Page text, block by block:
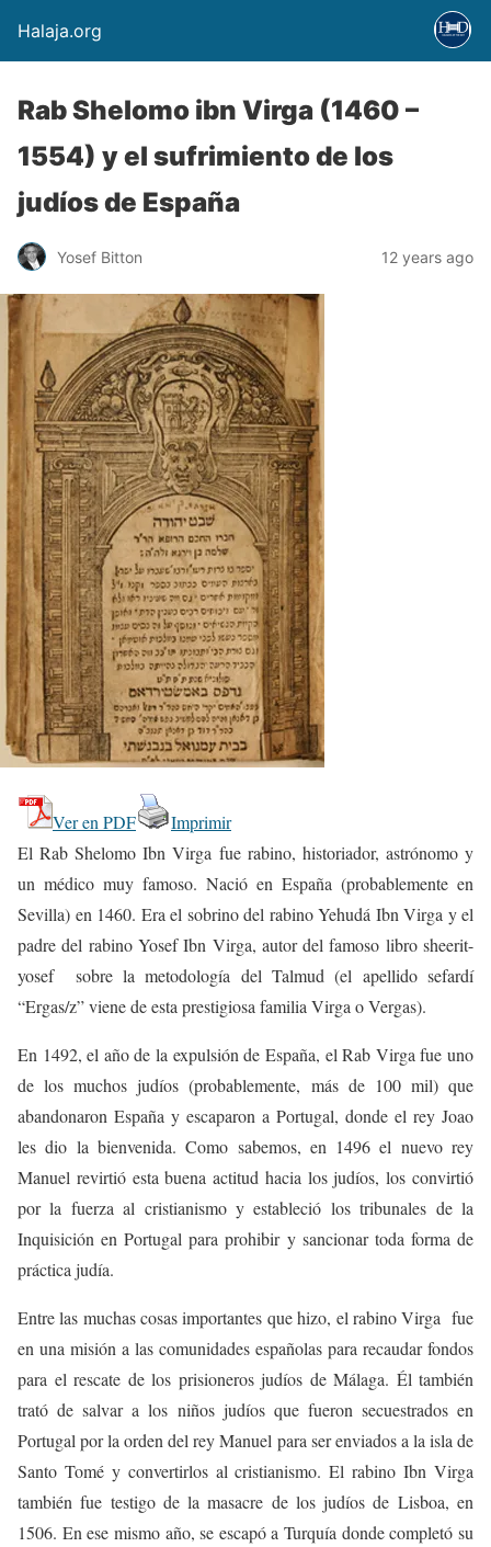
Halaja.org
Rab Shelomo ibn Virga (1460 –
1554) y el sufrimiento de los
judíos de España
Yosef Bitton 12 years ago
Ver en PDF
Imprimir
El Rab Shelomo Ibn Virga fue rabino, historiador, astrónomo y
un médico muy famoso. Nació en España (probablemente en
Sevilla) en 1460. Era el sobrino del rabino Yehudá Ibn Virga y el
padre del rabino Yosef Ibn Virga, autor del famoso libro sheerit-
yosef sobre la metodología del Talmud (el apellido sefardí
“Ergas/z” viene de esta prestigiosa familia Virga o Vergas).
En 1492, el año de la expulsión de España, el Rab Virga fue uno
de los muchos judíos (probablemente, más de 100 mil) que
abandonaron España y escaparon a Portugal, donde el rey Joao
les dio la bienvenida. Como sabemos, en 1496 el nuevo rey
Manuel revirtió esta buena actitud hacia los judíos, los convirtió
por la fuerza al cristianismo y estableció los tribunales de la
Inquisición en Portugal para prohibir y sancionar toda forma de
práctica judía.
Entre las muchas cosas importantes que hizo, el rabino Virga fue
en una misión a las comunidades españolas para recaudar fondos
para el rescate de los prisioneros judíos de Málaga. Él también
trató de salvar a los niños judíos que fueron secuestrados en
Portugal por la orden del rey Manuel para ser enviados a la isla de
Santo Tomé y convertirlos al cristianismo. El rabino Ibn Virga
también fue testigo de la masacre de los judíos de Lisboa, en
1506. En ese mismo año, se escapó a Turquía donde completó su